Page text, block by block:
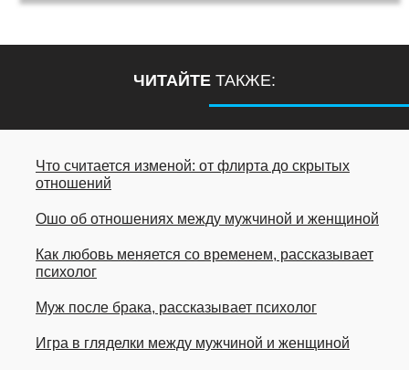
ЧИТАЙТЕ ТАКЖЕ:
Что считается изменой: от флирта до скрытых
отношений
Ошо об отношениях между мужчиной и женщиной
Как любовь меняется со временем, рассказывает
психолог
Муж после брака, рассказывает психолог
Игра в гляделки между мужчиной и женщиной